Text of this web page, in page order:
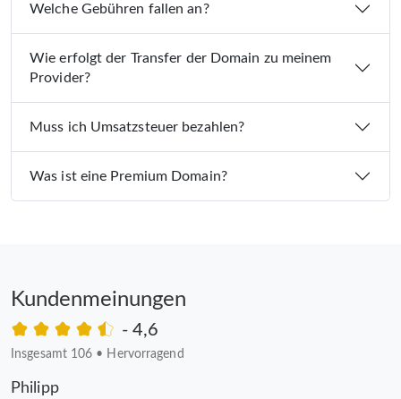
Welche Gebühren fallen an?
Wie erfolgt der Transfer der Domain zu meinem
Provider?
Muss ich Umsatzsteuer bezahlen?
Was ist eine Premium Domain?
Kundenmeinungen
- 4,6
Insgesamt 106 • Hervorragend
Philipp